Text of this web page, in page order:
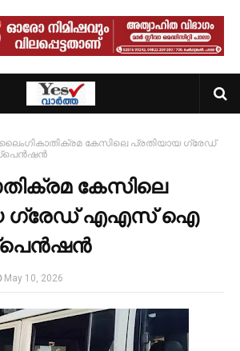
ലൈംഗികാതിക്രമ കേസിലെ പ്രതിയായ ഗ്രേഡ്
കേസിലെ
ഗ്രേഡ് എഎസ് ഐ
May 10, 2026